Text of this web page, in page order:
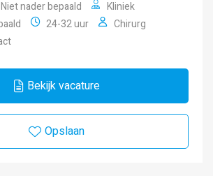
Niet nader bepaald
Kliniek
24-32 uur
Chirurg
Bekijk vacature
Opslaan